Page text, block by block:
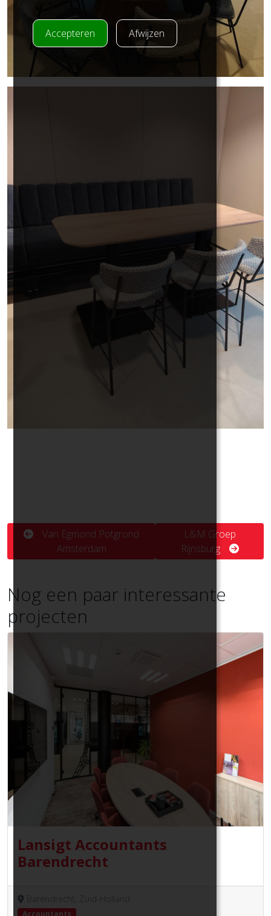
Van Egmond Potgrond
Amsterdam
L&M Groep
Rijnsburg
Nog een paar interessante
projecten
Lansigt Accountants
Barendrecht
Barendrecht, Zuid-Holland
Accountants
Accepteren Afwijzen